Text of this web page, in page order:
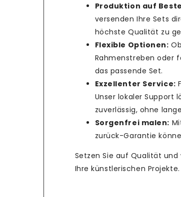
Produktion auf
versenden Ihre Sets
höchste Qualität zu
Flexible Optionen:
Rahmenstreben oder
das passende Set.
Exzellenter Service:
Unser lokaler Support
zuverlässig, ohne
Sorgenfrei malen:
zurück-Garantie
Setzen Sie auf Qualität
Ihre künstlerischen Projekte.